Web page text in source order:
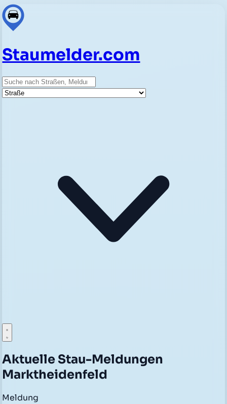
Staumelder.com
Suche
Straße
Aktuelle Stau-Meldungen
Marktheidenfeld
Meldung